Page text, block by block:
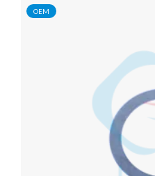
OEM